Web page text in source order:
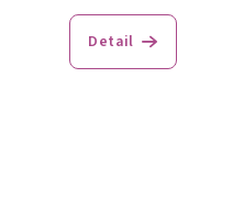
Detail